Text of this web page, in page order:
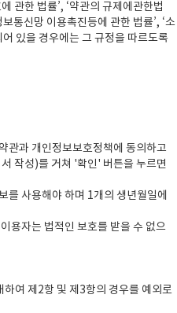
관한 법률’, ‘약관의 규제에관한법
보통신망 이용촉진등에 관한 법률’, ‘소
있을 경우에는 그 규정을 따르도록
관과 개인정보보호정책에 동의하고
작성)를 거쳐 '확인' 버튼을 누르면
사용해야 하며 1개의 생년월일에
용자는 법적인 보호를 받을 수 없으
여 제2항 및 제3항의 경우를 예외로